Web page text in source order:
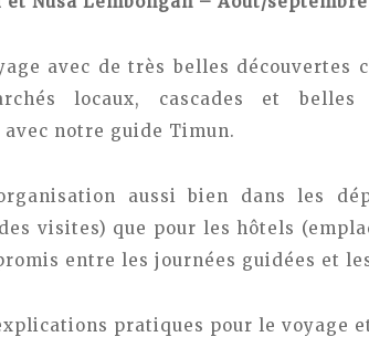
avec de très belles
locaux, cascades et belles
notre guide Timun.
aussi bien dans les
visites) que pour les hôtels
entre les journées guidées et
pratiques pour le voyage